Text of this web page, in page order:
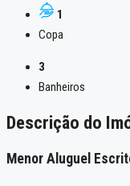
1
Copa
3
Banheiros
Descrição do
Menor Aluguel